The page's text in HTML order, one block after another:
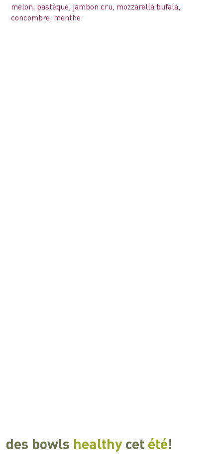
melon, pastèque, jambon cru, mozzarella bufala,
concombre, menthe
des bowls healthycet été!